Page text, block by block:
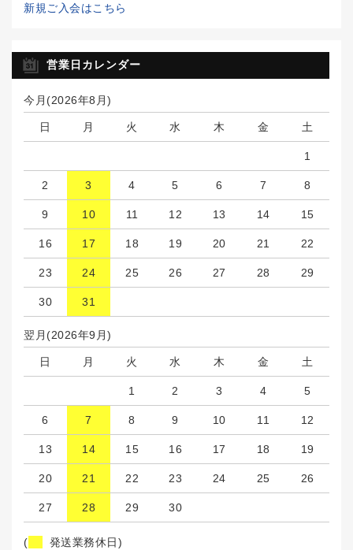
新規ご入会はこちら
営業日カレンダー
今月(2026年8月)
日 月 火 水 木 金 土
1
2 3 4 5 6 7 8
9 10 11 12 13 14 15
16 17 18 19 20 21 22
23 24 25 26 27 28 29
30 31
翌月(2026年9月)
日 月 火 水 木 金 土
1 2 3 4 5
6 7 8 9 10 11 12
13 14 15 16 17 18 19
20 21 22 23 24 25 26
27 28 29 30
( 発送業務休日)